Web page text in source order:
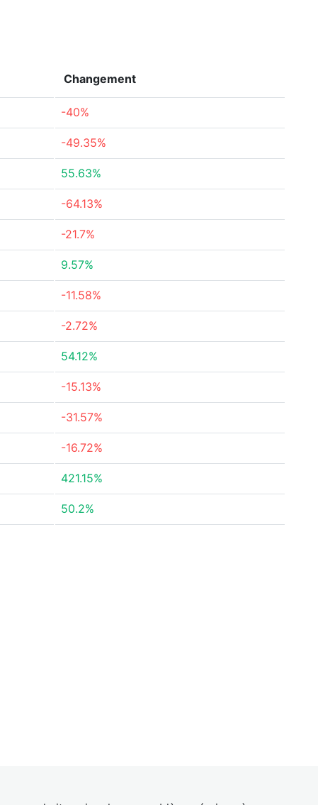
Changement
-40%
-49.35%
55.63%
-64.13%
-21.7%
9.57%
-11.58%
-2.72%
54.12%
-15.13%
-31.57%
-16.72%
421.15%
50.2%